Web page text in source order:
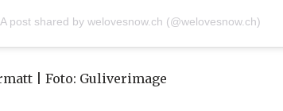
A post shared by welovesnow.ch (@welovesnow.ch)